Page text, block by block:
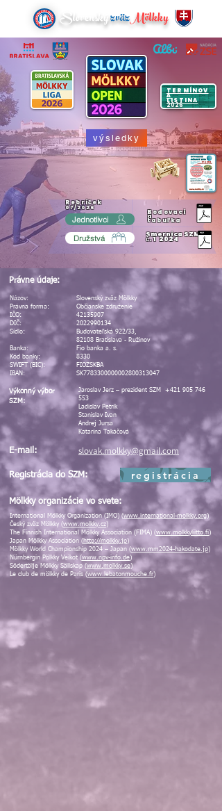
SlovenskýzväzMölkky
TERMÍNOV
Á
LISTINA
2026
výsledky
Rebríček
07/2026
Jednotlivci
Družstvá
Bodovaci
a
tabuľka
Smernica SZM
č. 1 2024
Právne údaje:
Názov:
Právna forma:
IČO:
DIČ:
Sídlo:
Banka:
Kód banky:
SWIFT (BIC):
IBAN:
Výkonný výbor
SZM:
E-mail:
Slovenský zväz Mölkky
Občianske združenie
42135907
2022990134
Budovateľská 922/33,
82108 Bratislava - Ružinov
Fio banka a. s.
8330
FIOZSKBA
SK7783300000002800313047
Jaroslav Jerz – prezident SZM +421 905 746
553
Ladislav Petrík
Stanislav Ivan
Andrej Jursa
Katarína Takáčová
slovak.molkky@gmail.com
Registrácia do SZM: registrácia
Mölkky organizácie vo svete:
International Mölkky Organization (IMO) (www.international-molkky.org)
Český zväz Mölkky (www.molkky.cz)
The Finnish International Mölkky Association (FIMA) (www.molkkyliitto.fi)
Japan Mölkky Association ( http://molkky.jp)
Mölkky World Championship 2024 – Japan (www.mm2024-hakodate.jp)
Nürnbergin Pölkky Veikot (www.npv-info.de)
Södertälje Mölkky Sällskap (www.molkky.se)
Le club de mölkky de Paris (www.lebatonmouche.fr)